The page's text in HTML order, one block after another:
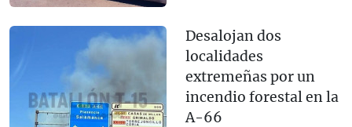
Desalojan dos
localidades
extremeñas por un
incendio forestal en la
A-66